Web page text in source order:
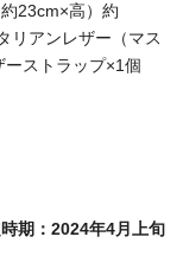
23cm×高）約
リアンレザー（マス
ーストラップ×1個
期：2024年4月上旬